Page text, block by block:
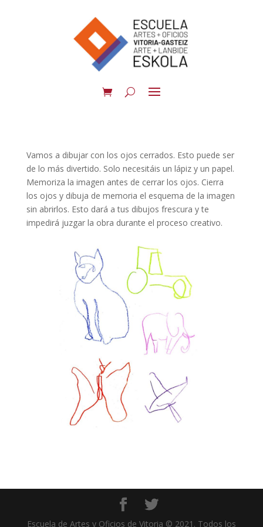
Vamos a dibujar con los ojos cerrados. Esto puede ser
de lo más divertido. Solo necesitáis un lápiz y un papel.
Memoriza la imagen antes de cerrar los ojos. Cierra
los ojos y dibuja de memoria el esquema de la imagen
sin abrirlos. Esto dará a tus dibujos frescura y te
impedirá juzgar la obra durante el proceso creativo.
Escuela de Artes y Oficios de Vitoria © 2021. Todos los